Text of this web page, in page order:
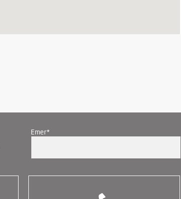
Emer*